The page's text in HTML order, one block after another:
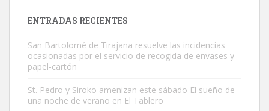
ENTRADAS RECIENTES
San Bartolomé de Tirajana resuelve las incidencias
ocasionadas por el servicio de recogida de envases y
papel-cartón
St. Pedro y Siroko amenizan este sábado El sueño de
una noche de verano en El Tablero